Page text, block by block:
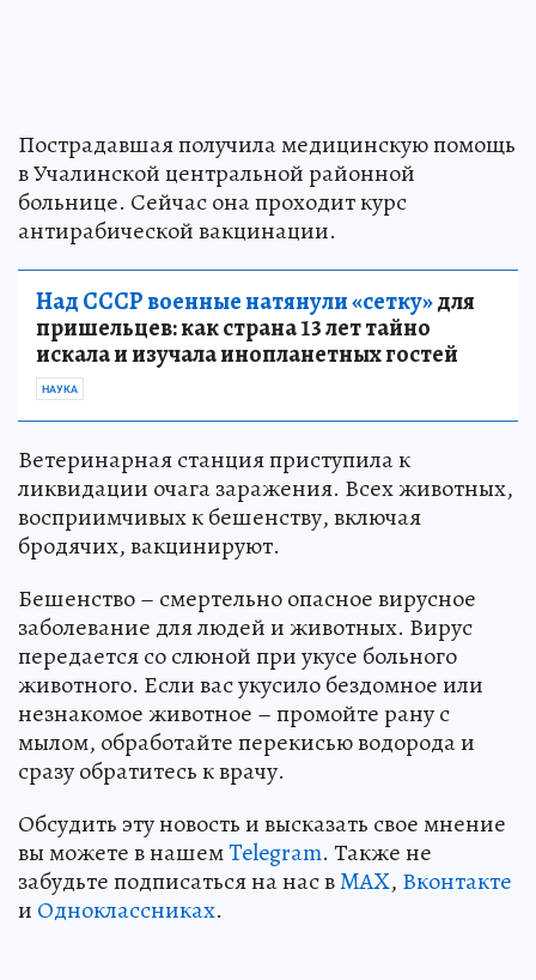
Пострадавшая получила медицинскую помощь
в Учалинской центральной районной
больнице. Сейчас она проходит курс
антирабической вакцинации.
Над СССР военные натянули «сетку»для
пришельцев: как страна 13 лет тайно
искала и изучала инопланетных гостей
НАУКА
Ветеринарная станция приступила к
ликвидации очага заражения. Всех животных,
восприимчивых к бешенству, включая
бродячих, вакцинируют.
Бешенство – смертельно опасное вирусное
заболевание для людей и животных. Вирус
передается со слюной при укусе больного
животного. Если вас укусило бездомное или
незнакомое животное – промойте рану с
мылом, обработайте перекисью водорода и
сразу обратитесь к врачу.
Обсудить эту новость и высказать свое мнение
вы можете в нашемTelegram. Также не
забудьте подписаться на нас вMAX, Вконтакте
и Одноклассниках.